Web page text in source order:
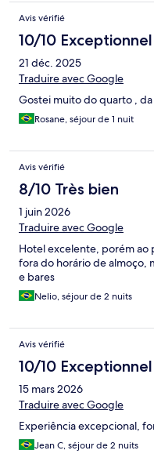
Avis vérifié
10/10 Exceptionnel
21 déc. 2025
Traduire avec Google
Gostei muito do quarto ,
Rosane, séjour de 1 nuit
Avis vérifié
8/10 Très bien
1 juin 2026
Traduire avec Google
Hotel excelente, porém ao
fora do horário de almoço,
e bares
Nelio, séjour de 2 nuits
Avis vérifié
10/10 Exceptionnel
15 mars 2026
Traduire avec Google
Experiência excepcional,
Jean C, séjour de 2 nuits